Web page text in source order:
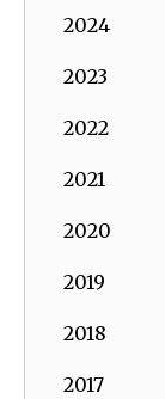
2024
2023
2022
2021
2020
2019
2018
2017